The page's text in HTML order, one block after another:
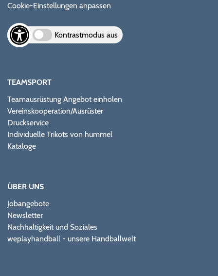
Cookie-Einstellungen anpassen
Kontrastmodus aus
TEAMSPORT
Teamausrüstung Angebot einholen
Vereinskooperation/Ausrüster
Druckservice
Individuelle Trikots von hummel
Kataloge
ÜBER UNS
Jobangebote
Newsletter
Nachhaltigkeit und Soziales
weplayhandball - unsere Handballwelt